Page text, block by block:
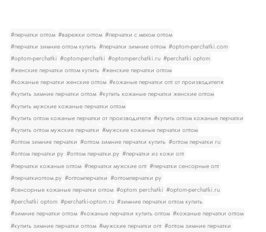
#перчатки оптом #варежки оптом #перчатки с мехом оптом
#перчатки зимние оптом купить #перчатки зимние оптом #optom-perchatki.com
#optom-perchatki #optomperchatki #optomperchatki.ru #perchatki optom
#женские перчатки оптом купить #женские перчатки оптом
#кожаные перчатки женские оптом #кожаные перчатки опт от производителя
#купить зимние перчатки оптом #купить кожаные перчатки женские оптом
#купить мужские кожаные перчатки оптом
#купить оптом кожаные перчатки от производителя #купить оптом кожаные перчатки
#купить оптом мужские перчатки #мужские кожаные перчатки оптом
#оптом зимние перчатки #оптом зимние перчатки купить #оптом перчатки ru
#оптом перчатки ру #оптом перчатки.ру #перчатки из кожи опт
#перчатки кожаные оптом #перчатки мужские опт #перчатки сенсорные опт
#перчаткиоптом.ру #оптомперчатки #оптомперчатки ру
#сенсорные кожаные перчатки оптом #optom perchatki #optom-perchatki.ru
#perchatki optom #perchatki-optom.ru #зимние перчатки оптом купить
#зимние перчатки оптом #кожаные перчатки купить оптом #кожаные перчатки оптом
#купить зимние перчатки оптом #мужские перчатки опт #оптом зимние перчатки